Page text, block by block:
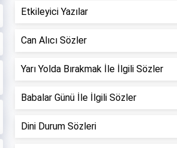
Etkileyici Yazılar
Can Alıcı Sözler
Yarı Yolda Bırakmak İle İlgili Sözler
Babalar Günü İle İlgili Sözler
Dini Durum Sözleri